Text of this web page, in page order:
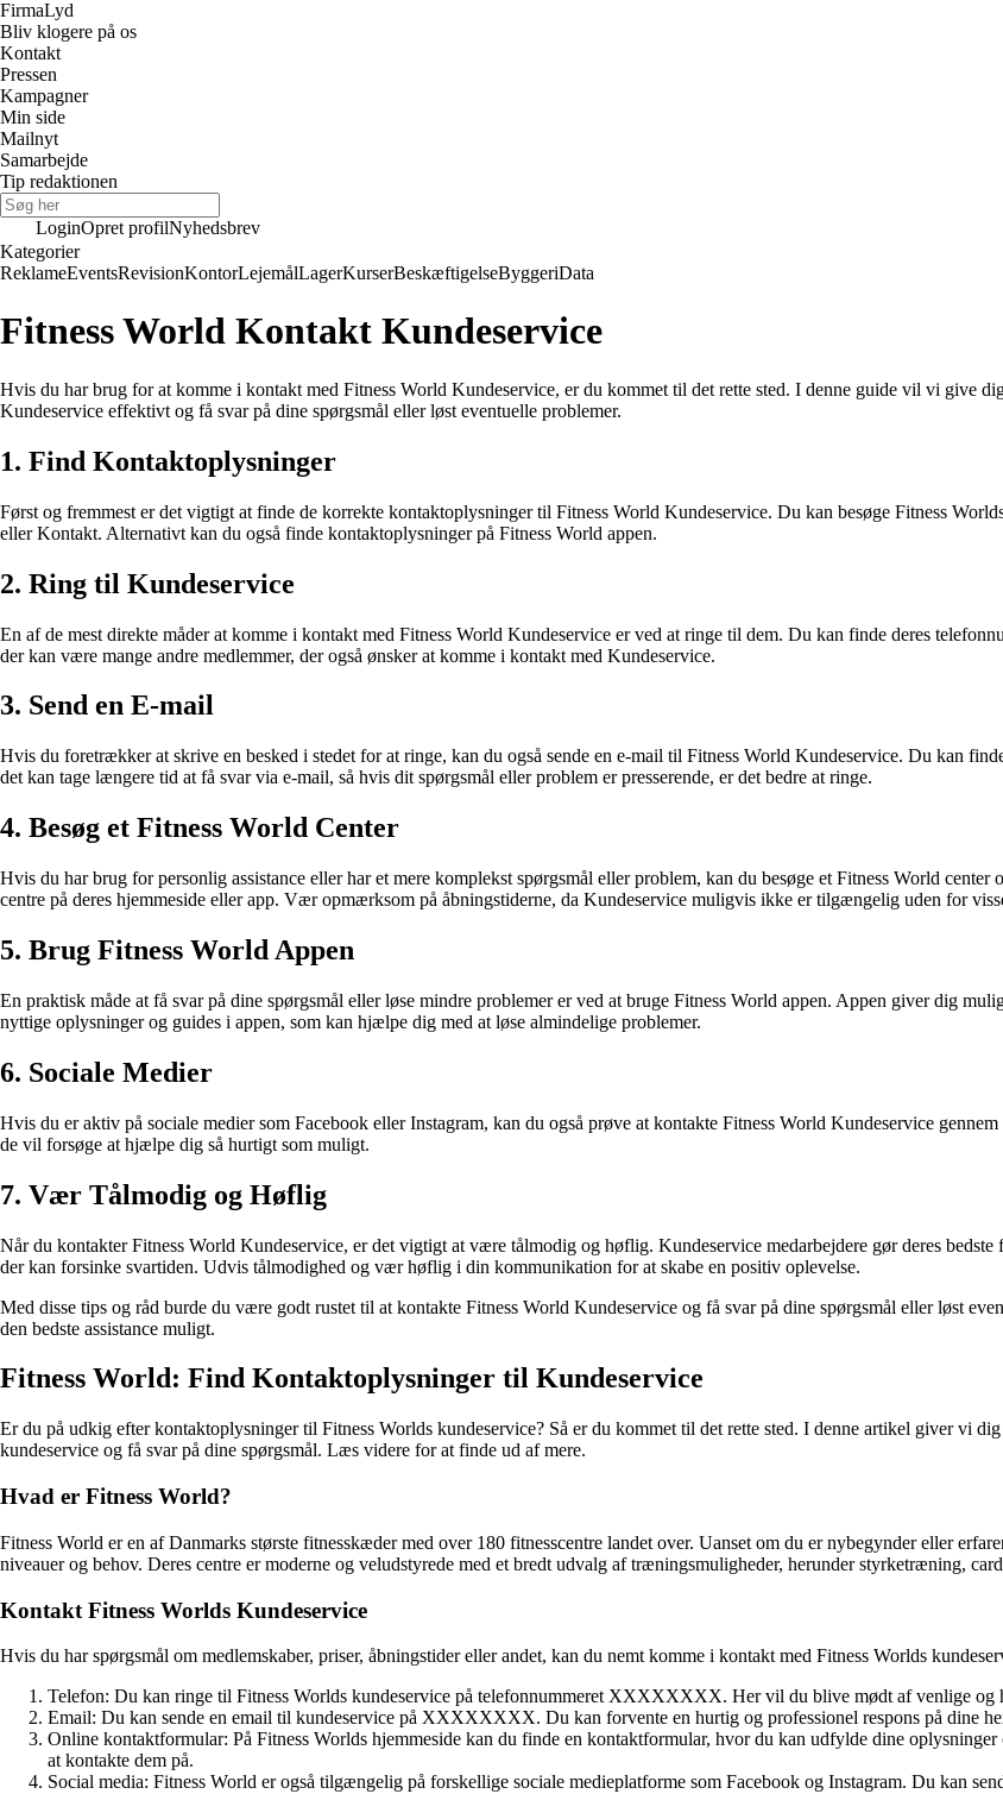
FirmaLyd
Bliv klogere på os
Kontakt
Pressen
Kampagner
Min side
Mailnyt
Samarbejde
Tip redaktionen
LoginOpret profilNyhedsbrev
Kategorier
ReklameEventsRevisionKontorLejemålLagerKurserBeskæftigelseByggeriData
Fitness World Kontakt Kundeservice
Hvis du har brug for at komme i kontakt med Fitness World Kundeservice, er du kommet til det rette sted. I denne guide vil vi give
Kundeservice effektivt og få svar på dine spørgsmål eller løst eventuelle problemer.
1. Find Kontaktoplysninger
Først og fremmest er det vigtigt at finde de korrekte kontaktoplysninger til Fitness World Kundeservice. Du kan besøge Fitness
eller Kontakt. Alternativt kan du også finde kontaktoplysninger på Fitness World appen.
2. Ring til Kundeservice
En af de mest direkte måder at komme i kontakt med Fitness World Kundeservice er ved at ringe til dem. Du kan finde deres
der kan være mange andre medlemmer, der også ønsker at komme i kontakt med Kundeservice.
3. Send en E-mail
Hvis du foretrækker at skrive en besked i stedet for at ringe, kan du også sende en e-mail til Fitness World Kundeservice. Du kan
det kan tage længere tid at få svar via e-mail, så hvis dit spørgsmål eller problem er presserende, er det bedre at ringe.
4. Besøg et Fitness World Center
Hvis du har brug for personlig assistance eller har et mere komplekst spørgsmål eller problem, kan du besøge et Fitness World
centre på deres hjemmeside eller app. Vær opmærksom på åbningstiderne, da Kundeservice muligvis ikke er tilgængelig uden for
5. Brug Fitness World Appen
En praktisk måde at få svar på dine spørgsmål eller løse mindre problemer er ved at bruge Fitness World appen. Appen giver dig
nyttige oplysninger og guides i appen, som kan hjælpe dig med at løse almindelige problemer.
6. Sociale Medier
Hvis du er aktiv på sociale medier som Facebook eller Instagram, kan du også prøve at kontakte Fitness World Kundeservice
de vil forsøge at hjælpe dig så hurtigt som muligt.
7. Vær Tålmodig og Høflig
Når du kontakter Fitness World Kundeservice, er det vigtigt at være tålmodig og høflig. Kundeservice medarbejdere gør deres
der kan forsinke svartiden. Udvis tålmodighed og vær høflig i din kommunikation for at skabe en positiv oplevelse.
Med disse tips og råd burde du være godt rustet til at kontakte Fitness World Kundeservice og få svar på dine spørgsmål eller løst
den bedste assistance muligt.
Fitness World: Find Kontaktoplysninger til Kundeservice
Er du på udkig efter kontaktoplysninger til Fitness Worlds kundeservice? Så er du kommet til det rette sted. I denne artikel giver vi
kundeservice og få svar på dine spørgsmål. Læs videre for at finde ud af mere.
Hvad er Fitness World?
Fitness World er en af ​​Danmarks største fitnesskæder med over 180 fitnesscentre landet over. Uanset om du er nybegynder eller
niveauer og behov. Deres centre er moderne og veludstyrede med et bredt udvalg af træningsmuligheder, herunder styrketræning,
Kontakt Fitness Worlds Kundeservice
Hvis du har spørgsmål om medlemskaber, priser, åbningstider eller andet, kan du nemt komme i kontakt med Fitness Worlds
Telefon: Du kan ringe til Fitness Worlds kundeservice på telefonnummeret XXXXXXXX. Her vil du blive mødt af venlige og
Email: Du kan sende en email til kundeservice på XXXXXXXX. Du kan forvente en hurtig og professionel respons på dine
Online kontaktformular: På Fitness Worlds hjemmeside kan du finde en kontaktformular, hvor du kan udfylde dine
at kontakte dem på.
Social media: Fitness World er også tilgængelig på forskellige sociale medieplatforme som Facebook og Instagram. Du kan